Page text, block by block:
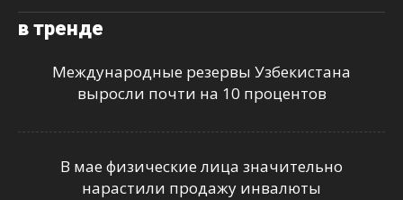
в тренде
Международные резервы Узбекистана
выросли почти на 10 процентов
В мае физические лица значительно
нарастили продажу инвалюты